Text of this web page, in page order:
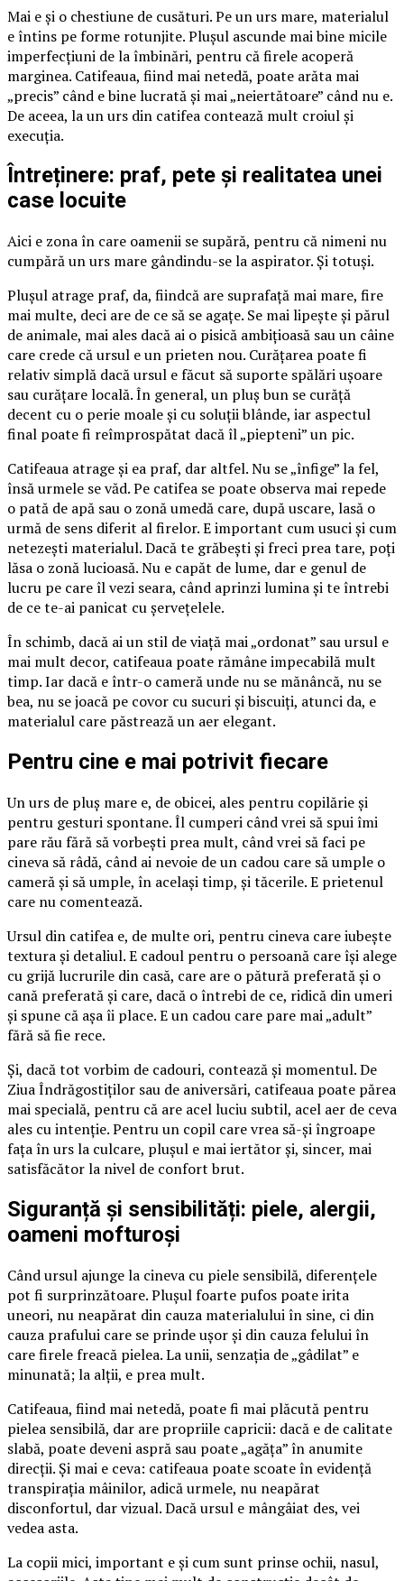
Mai e și o chestiune de cusături. Pe un urs mare, materialul
e întins pe forme rotunjite. Plușul ascunde mai bine micile
imperfecțiuni de la îmbinări, pentru că firele acoperă
marginea. Catifeaua, fiind mai netedă, poate arăta mai
„precis” când e bine lucrată și mai „neiertătoare” când nu e.
De aceea, la un urs din catifea contează mult croiul și
execuția.
Întreținere: praf, pete și realitatea unei
case locuite
Aici e zona în care oamenii se supără, pentru că nimeni nu
cumpără un urs mare gândindu-se la aspirator. Și totuși.
Plușul atrage praf, da, fiindcă are suprafață mai mare, fire
mai multe, deci are de ce să se agațe. Se mai lipește și părul
de animale, mai ales dacă ai o pisică ambițioasă sau un câine
care crede că ursul e un prieten nou. Curățarea poate fi
relativ simplă dacă ursul e făcut să suporte spălări ușoare
sau curățare locală. În general, un pluș bun se curăță
decent cu o perie moale și cu soluții blânde, iar aspectul
final poate fi reîmprospătat dacă îl „piepteni” un pic.
Catifeaua atrage și ea praf, dar altfel. Nu se „înfige” la fel,
însă urmele se văd. Pe catifea se poate observa mai repede
o pată de apă sau o zonă umedă care, după uscare, lasă o
urmă de sens diferit al firelor. E important cum usuci și cum
netezești materialul. Dacă te grăbești și freci prea tare, poți
lăsa o zonă lucioasă. Nu e capăt de lume, dar e genul de
lucru pe care îl vezi seara, când aprinzi lumina și te întrebi
de ce te-ai panicat cu șervețelele.
În schimb, dacă ai un stil de viață mai „ordonat” sau ursul e
mai mult decor, catifeaua poate rămâne impecabilă mult
timp. Iar dacă e într-o cameră unde nu se mănâncă, nu se
bea, nu se joacă pe covor cu sucuri și biscuiți, atunci da, e
materialul care păstrează un aer elegant.
Pentru cine e mai potrivit fiecare
Un urs de pluș mare e, de obicei, ales pentru copilărie și
pentru gesturi spontane. Îl cumperi când vrei să spui îmi
pare rău fără să vorbești prea mult, când vrei să faci pe
cineva să râdă, când ai nevoie de un cadou care să umple o
cameră și să umple, în același timp, și tăcerile. E prietenul
care nu comentează.
Ursul din catifea e, de multe ori, pentru cineva care iubește
textura și detaliul. E cadoul pentru o persoană care își alege
cu grijă lucrurile din casă, care are o pătură preferată și o
cană preferată și care, dacă o întrebi de ce, ridică din umeri
și spune că așa îi place. E un cadou care pare mai „adult”
fără să fie rece.
Și, dacă tot vorbim de cadouri, contează și momentul. De
Ziua Îndrăgostiților sau de aniversări, catifeaua poate părea
mai specială, pentru că are acel luciu subtil, acel aer de ceva
ales cu intenție. Pentru un copil care vrea să-și îngroape
fața în urs la culcare, plușul e mai iertător și, sincer, mai
satisfăcător la nivel de confort brut.
Siguranță și sensibilități: piele, alergii,
oameni mofturoși
Când ursul ajunge la cineva cu piele sensibilă, diferențele
pot fi surprinzătoare. Plușul foarte pufos poate irita
uneori, nu neapărat din cauza materialului în sine, ci din
cauza prafului care se prinde ușor și din cauza felului în
care firele freacă pielea. La unii, senzația de „gâdilat” e
minunată; la alții, e prea mult.
Catifeaua, fiind mai netedă, poate fi mai plăcută pentru
pielea sensibilă, dar are propriile capricii: dacă e de calitate
slabă, poate deveni aspră sau poate „agăța” în anumite
direcții. Și mai e ceva: catifeaua poate scoate în evidență
transpirația mâinilor, adică urmele, nu neapărat
disconfortul, dar vizual. Dacă ursul e mângâiat des, vei
vedea asta.
La copii mici, important e și cum sunt prinse ochii, nasul,